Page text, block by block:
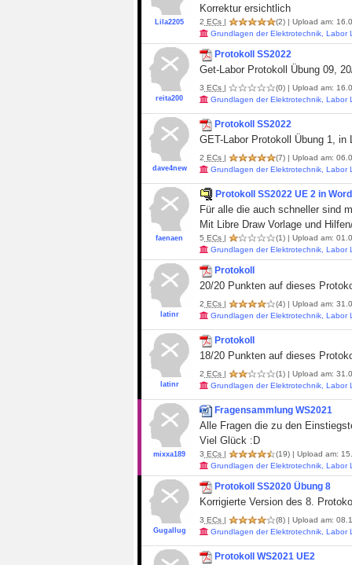
Lila2205
Korrektur ersichtlich
2 ECs | (2) | Upload am:
Grundlagen der Elektrotechnik, Labor
reita200
Protokoll SS2022
Get-Labor Protokoll Übung 09,
3 ECs | (0) | Upload am:
Grundlagen der Elektrotechnik, Labor
dave4new
Protokoll SS2022
GET-Labor Protokoll Übung 1,
2 ECs | (7) | Upload am:
Grundlagen der Elektrotechnik, Labor
faenaen
Protokoll SS2022 UE 2 in
Für alle die auch schneller sind
Mit Libre Draw Vorlage und
5 ECs | (1) | Upload am:
Grundlagen der Elektrotechnik, Labor
latinr
Protokoll
20/20 Punkten auf dieses
2 ECs | (4) | Upload am:
Grundlagen der Elektrotechnik, Labor
latinr
Protokoll
18/20 Punkten auf dieses
2 ECs | (1) | Upload am:
Grundlagen der Elektrotechnik, Labor
mixxa189
Fragensammlung WS2021
Alle Fragen die zu den
Viel Glück :D
3 ECs | (19) | Upload am:
Grundlagen der Elektrotechnik, Labor
Gugallug
Protokoll SS2020 Übung 8
Korrigierte Version des 8.
3 ECs | (8) | Upload am:
Grundlagen der Elektrotechnik, Labor
Protokoll WS2021 UE2